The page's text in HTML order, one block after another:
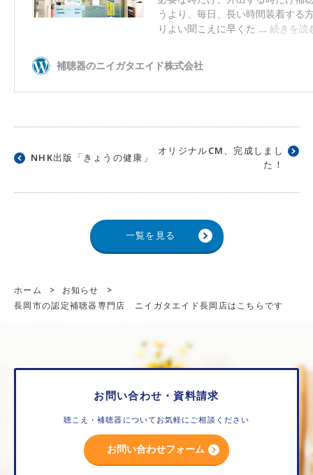
NHK出版「きょうの健康」
オリジナルCM、完成しまし
た！
一覧を見る
ホーム > お知らせ
>
長岡市の認定補聴器専門店 ニイガタエイド長岡店はこちらです
お問い合わせ・資料請求
聴こえ・補聴器についてお気軽にご相談ください
お問い合わせフォーム